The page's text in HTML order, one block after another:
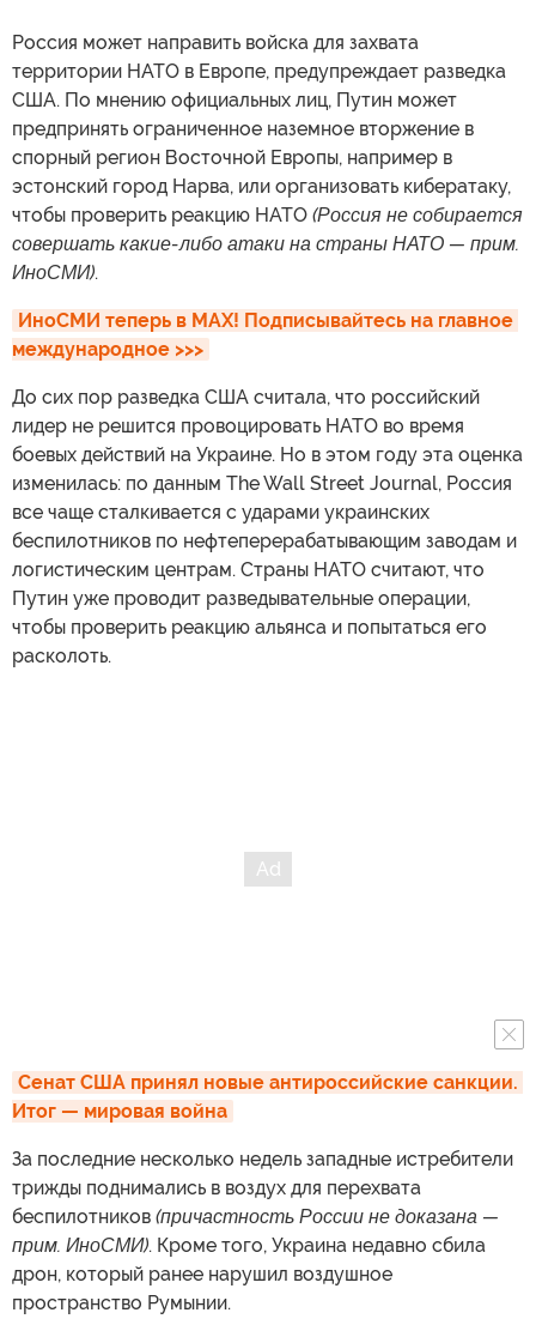
Россия может направить войска для захвата
территории НАТО в Европе, предупреждает разведка
США. По мнению официальных лиц, Путин может
предпринять ограниченное наземное вторжение в
спорный регион Восточной Европы, например в
эстонский город Нарва, или организовать кибератаку,
чтобы проверить реакцию НАТО (Россия не собирается
совершать какие-либо атаки на страны НАТО — прим.
ИноСМИ).
ИноСМИ теперь в MAX! Подписывайтесь на главное
международное >>>
До сих пор разведка США считала, что российский
лидер не решится провоцировать НАТО во время
боевых действий на Украине. Но в этом году эта оценка
изменилась: по данным The Wall Street Journal, Россия
все чаще сталкивается с ударами украинских
беспилотников по нефтеперерабатывающим заводам и
логистическим центрам. Страны НАТО считают, что
Путин уже проводит разведывательные операции,
чтобы проверить реакцию альянса и попытаться его
расколоть.
Сенат США принял новые антироссийские санкции.
Итог — мировая война
За последние несколько недель западные истребители
трижды поднимались в воздух для перехвата
беспилотников (причастность России не доказана —
прим. ИноСМИ). Кроме того, Украина недавно сбила
дрон, который ранее нарушил воздушное
пространство Румынии.